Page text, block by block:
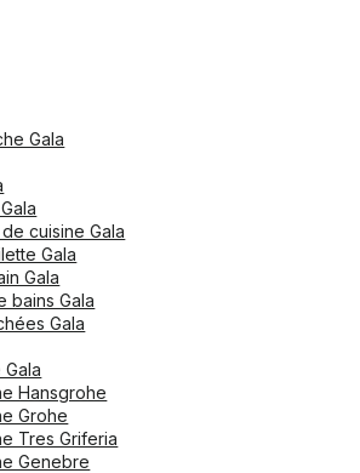
Gala
cuisine Gala
Gala
Gala
bains Gala
Gala
Hansgrohe
Grohe
Tres Griferia
Genebre